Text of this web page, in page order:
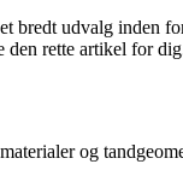
udvalg inden
den rette artikel for
og